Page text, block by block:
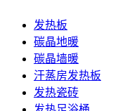
发热板
碳晶地暖
碳晶墙暖
汗蒸房发热板
发热瓷砖